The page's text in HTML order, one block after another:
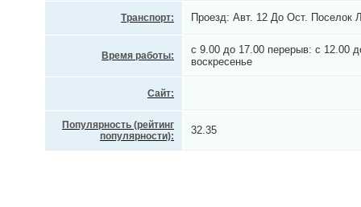
Транспорт: Проезд: Авт. 12 До Ост. Поселок
Время работы:
с 9.00 до 17.00 перерыв: с 12.00
воскресенье
Сайт:
Популярность (рейтинг
популярности):
32.35